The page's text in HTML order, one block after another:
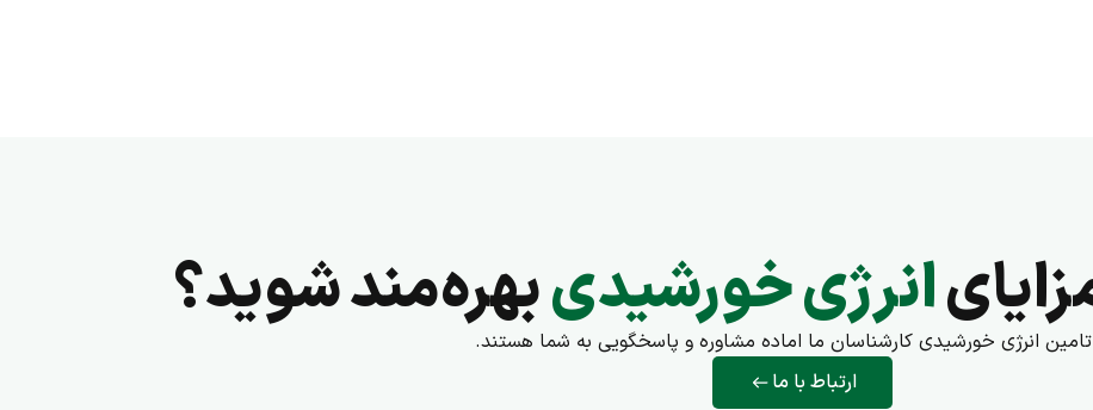
انرژی خورشیدیبهره‌مند شوید؟
تامین انرژی خورشیدی کارشناسان ما اماده مشاوره و پاسخگویی به شما هستند.
ارتباط با ما